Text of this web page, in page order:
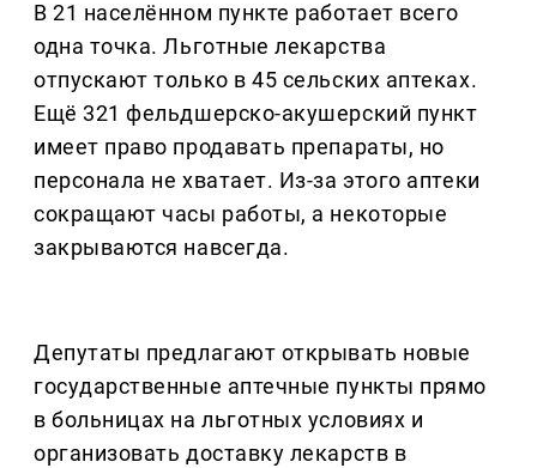
В 21 населённом пункте работает всего
одна точка. Льготные лекарства
отпускают только в 45 сельских аптеках.
Ещё 321 фельдшерско-акушерский пункт
имеет право продавать препараты, но
персонала не хватает. Из-за этого аптеки
сокращают часы работы, а некоторые
закрываются навсегда.
Депутаты предлагают открывать новые
государственные аптечные пункты прямо
в больницах на льготных условиях и
организовать доставку лекарств в